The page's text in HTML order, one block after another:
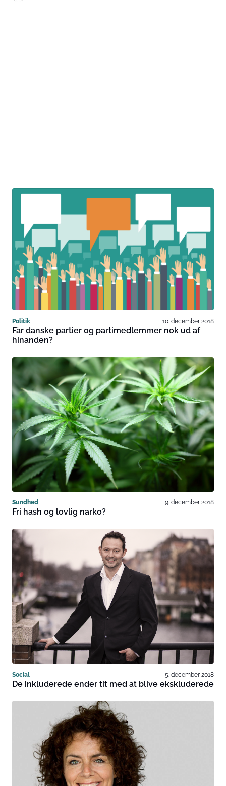
Politik 10. december 2018
Får danske partier og partimedlemmer nok ud af
hinanden?
Sundhed 9. december 2018
Fri hash og lovlig narko?
Social 5. december 2018
De inkluderede ender tit med at blive ekskluderede